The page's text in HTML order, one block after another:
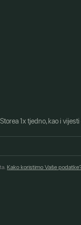
1x tjedno, kao i
Kako koristimo Vaše